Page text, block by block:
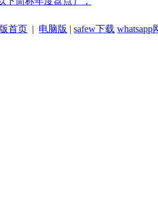
首页 | 电脑版 |safew下载 whatsapp